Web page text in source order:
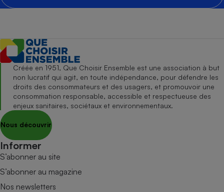
Créée en 1951, Que Choisir Ensemble est une association à but
non lucratif qui agit, en toute indépendance, pour défendre les
droits des consommateurs et des usagers, et promouvoir une
consommation responsable, accessible et respectueuse des
enjeux sanitaires, sociétaux et environnementaux.
Nous découvrir
Informer
S’abonner au site
S’abonner au magazine
Nos newsletters